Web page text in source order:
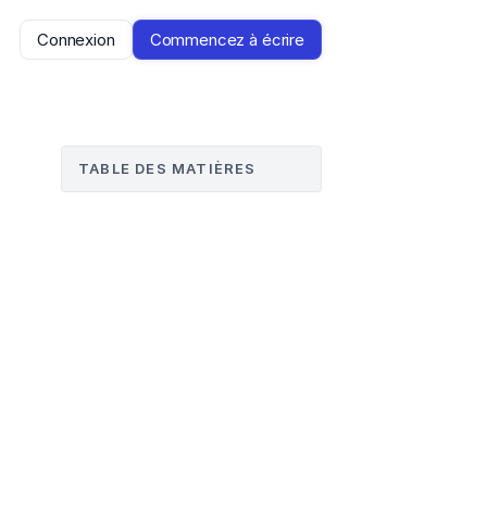
Connexion Commencez à écrire
TABLE DES MATIÈRES